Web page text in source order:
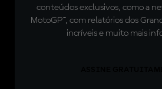
conteúdos exclusivos, como a
MotoGP™, com relatórios dos
incríveis e muito mais